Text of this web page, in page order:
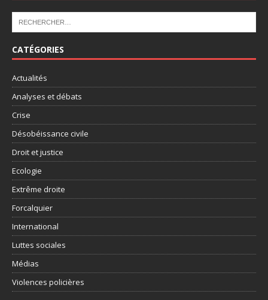
CATÉGORIES
Actualités
Analyses et débats
Crise
Désobéissance civile
Droit et justice
Ecologie
Extrême droite
Forcalquier
International
Luttes sociales
Médias
Violences policières